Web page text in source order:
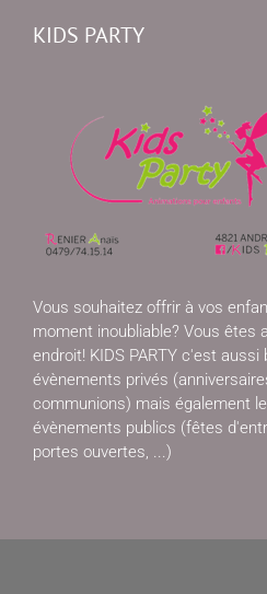
KIDS PARTY
Vous souhaitez offrir à vos
moment inoubliable? Vous êtes
endroit! KIDS PARTY c'est aussi
évènements privés
communions) mais également
évènements publics (fêtes
portes ouvertes, ...)